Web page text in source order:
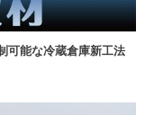
可能な冷蔵倉庫新工法